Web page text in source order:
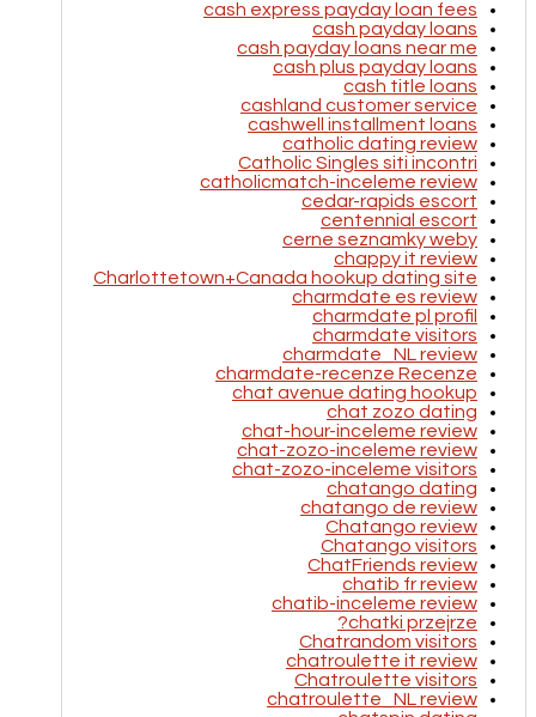
cash express payday loan fees
cash payday loans
cash payday loans near me
cash plus payday loans
cash title loans
cashland customer service
cashwell installment loans
catholic dating review
Catholic Singles siti incontri
catholicmatch-inceleme review
cedar-rapids escort
centennial escort
cerne seznamky weby
chappy it review
Charlottetown+Canada hookup dating site
charmdate es review
charmdate pl profil
charmdate visitors
charmdate_NL review
charmdate-recenze Recenze
chat avenue dating hookup
chat zozo dating
chat-hour-inceleme review
chat-zozo-inceleme review
chat-zozo-inceleme visitors
chatango dating
chatango de review
Chatango review
Chatango visitors
ChatFriends review
chatib fr review
chatib-inceleme review
chatki przejrze?
Chatrandom visitors
chatroulette it review
Chatroulette visitors
chatroulette_NL review